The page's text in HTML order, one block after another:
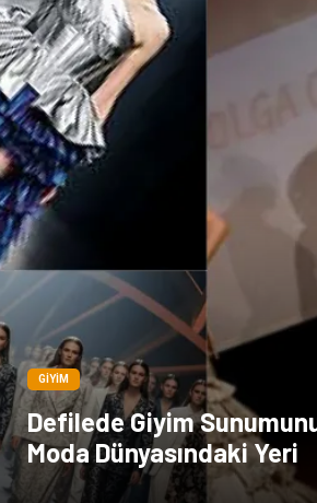
GIYIM
Defilede Giyim
Moda Dünyasındaki Yeri